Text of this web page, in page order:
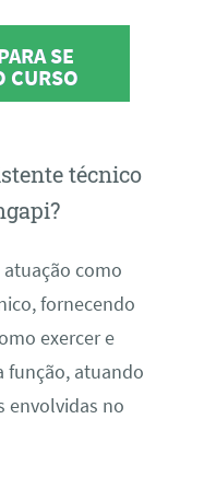
SE
CURSO
técnico
como
fornecendo
exercer e
função, atuando
envolvidas no